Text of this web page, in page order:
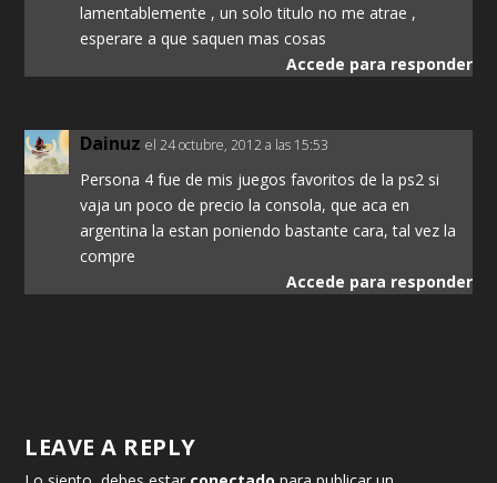
lamentablemente , un solo titulo no me atrae ,
esperare a que saquen mas cosas
Accede para responder
Dainuz el 24 octubre, 2012 a las 15:53
Persona 4 fue de mis juegos favoritos de la ps2 si
vaja un poco de precio la consola, que aca en
argentina la estan poniendo bastante cara, tal vez la
compre
Accede para responder
LEAVE A REPLY